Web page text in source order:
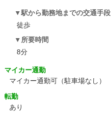
駅から勤務地までの交通手段
徒歩
所要時間
8分
マイカー通勤
マイカー通勤可（駐車場なし）
転勤
あり